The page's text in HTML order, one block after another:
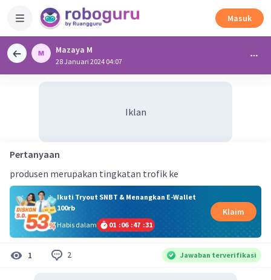
Masuk
Mazaya M
28 Januari 2024 04:07
Iklan
Pertanyaan
produsen merupakan tingkatan trofik ke
Ikuti Tryout SNBT & Menangkan E-Wallet
100rb
Habis dalam
01 :06 :47 :30
Klaim
1 2 Jawaban terverifikasi